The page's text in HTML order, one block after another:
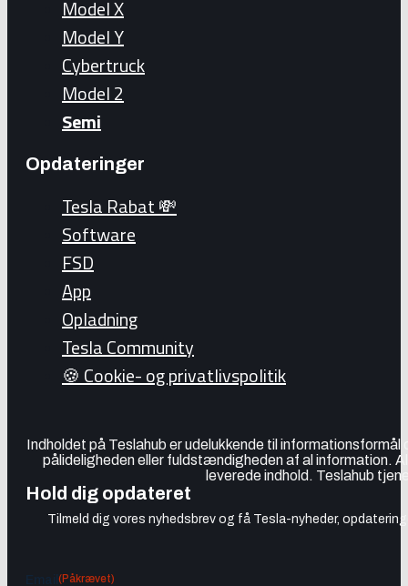
Model X
Model Y
Cybertruck
Model 2
Semi
Opdateringer
Tesla Rabat 💸
Software
FSD
App
Opladning
Tesla Community
🍪 Cookie- og privatlivspolitik
Indholdet på Teslahub er udelukkende til
pålideligheden eller fuldstændigheden af al information.
leverede indhold. Teslahub
Hold dig opdateret
Tilmeld dig vores nyhedsbrev og få Tesla-nyheder,
(Påkrævet)